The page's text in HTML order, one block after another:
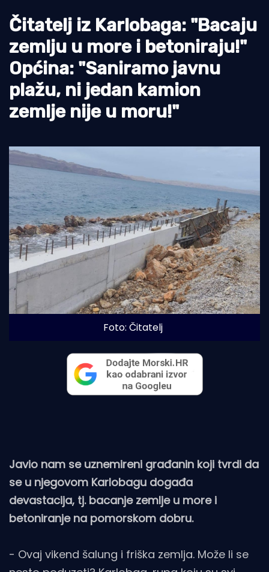
Ribolov
Ekologija
Tradicija i kultura
Čitatelj iz Karlobaga: "Bacaju
zemlju u more i betoniraju!"
Općina: "Saniramo javnu
plažu, ni jedan kamion
zemlje nije u moru!"
Foto: Čitatelj
Javio nam se uznemireni građanin koji tvrdi da
se u njegovom Karlobagu događa
devastacija, tj. bacanje zemlje u more i
betoniranje na pomorskom dobru.
- Ovaj vikend šalung i friška zemlja. Može li se